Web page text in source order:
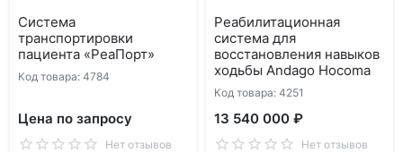
Система
транспортировки
пациента «РеаПорт»
Код товара: 4784
Цена по запросу
Нет отзывов
Реабилитационная
система для
восстановления навыков
ходьбы Andago Hocoma
Код товара: 4251
13 540 000 ₽
Нет отзывов